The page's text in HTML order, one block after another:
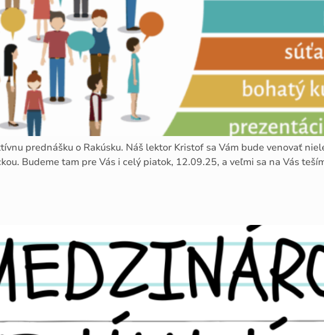
prednášku o Rakúsku. Náš lektor Kristof sa Vám bude venovať
Budeme tam pre Vás i celý piatok, 12.09.25, a veľmi sa na Vás